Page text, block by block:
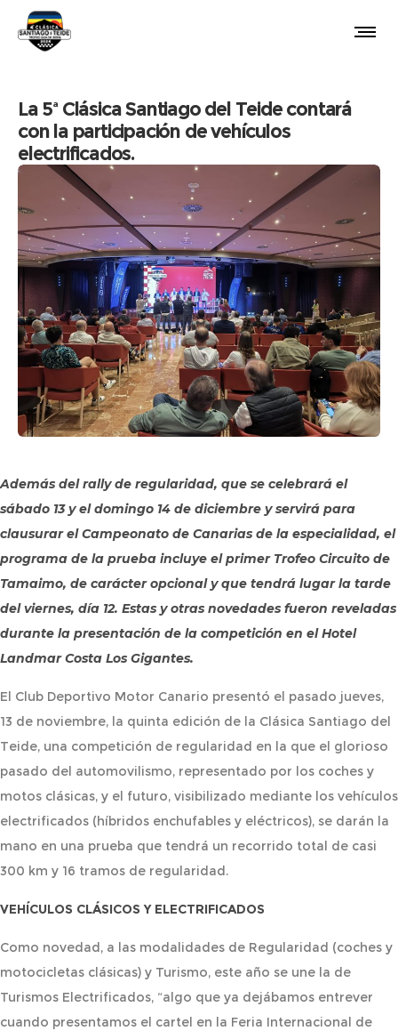
La 5ª Clásica Santiago del Teide contará
con la participación de vehículos
electrificados.
Además del rally de regularidad, que se celebrará el
sábado 13 y el domingo 14 de diciembre y servirá para
clausurar el Campeonato de Canarias de la especialidad, el
programa de la prueba incluye el primer Trofeo Circuito de
Tamaimo, de carácter opcional y que tendrá lugar la tarde
del viernes, día 12. Estas y otras novedades fueron reveladas
durante la presentación de la competición en el Hotel
Landmar Costa Los Gigantes.
El Club Deportivo Motor Canario presentó el pasado jueves,
13 de noviembre, la quinta edición de la Clásica Santiago del
Teide, una competición de regularidad en la que el glorioso
pasado del automovilismo, representado por los coches y
motos clásicas, y el futuro, visibilizado mediante los vehículos
electrificados (híbridos enchufables y eléctricos), se darán la
mano en una prueba que tendrá un recorrido total de casi
300 km y 16 tramos de regularidad.
VEHÍCULOS CLÁSICOS Y ELECTRIFICADOS
Como novedad, a las modalidades de Regularidad (coches y
motocicletas clásicas) y Turismo, este año se une la de
Turismos Electrificados, “algo que ya dejábamos entrever
cuando presentamos el cartel en la Feria Internacional de